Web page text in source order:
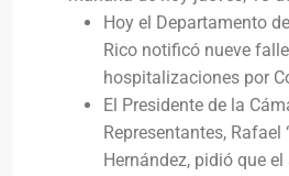
Hoy el Departamento
Rico notificó nueve
hospitalizaciones por
El Presidente de la
Representantes, Rafael
Hernández, pidió que